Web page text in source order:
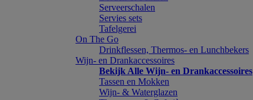
Serveerschalen
Servies sets
Tafelgerei
On The Go
Drinkflessen, Thermos- en Lunchbekers
Wijn- en Drankaccessoires
Bekijk Alle Wijn- en Drankaccessoires
Tassen en Mokken
Wijn- & Waterglazen